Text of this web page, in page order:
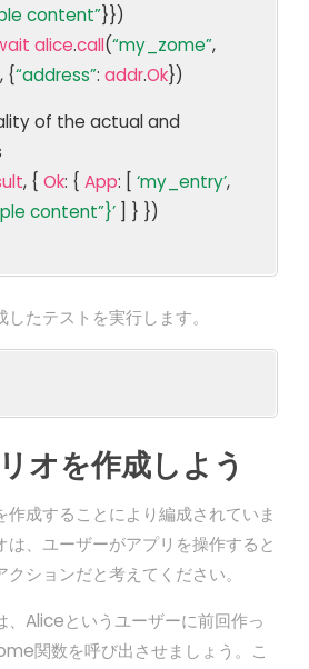
content”}})
alice.call(“my_zome”,
, {“address”:addr.Ok})
of the actual and
, {Ok: {App: [‘my_entry’,
content”}’ ] } })
たテストを実行します。
オを作成しよう
作成することにより編成されていま
、ユーザーがアプリを操作すると
ションだと考えてください。
、Aliceというユーザーに前回作っ
関数を呼び出させましょう。こ